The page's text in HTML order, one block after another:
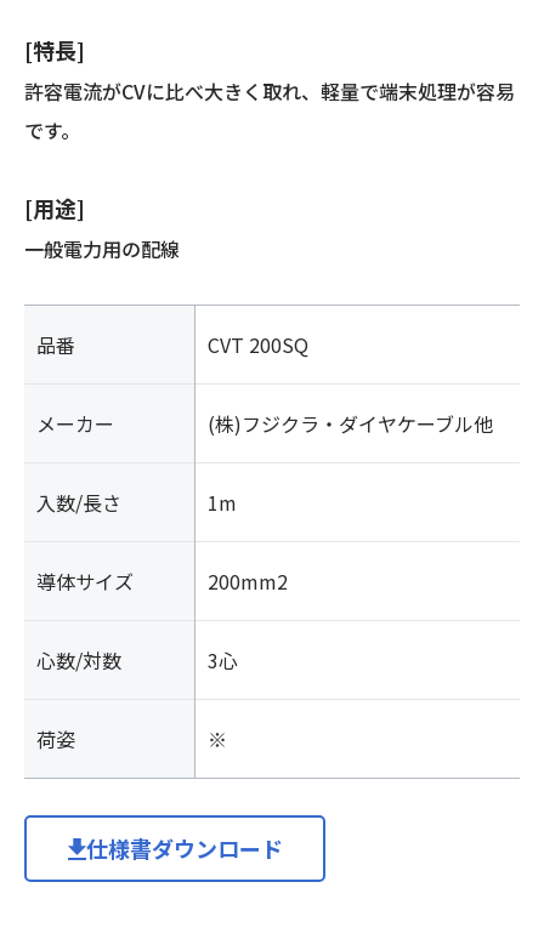
[特長]
許容電流がCVに比べ大きく取れ、軽量で端末処理が容易
です。
[用途]
一般電力用の配線
品番 CVT 200SQ
メーカー (株)フジクラ・ダイヤケーブル他
入数/長さ 1m
導体サイズ 200mm2
心数/対数 3心
荷姿 ※
仕様書ダウンロード